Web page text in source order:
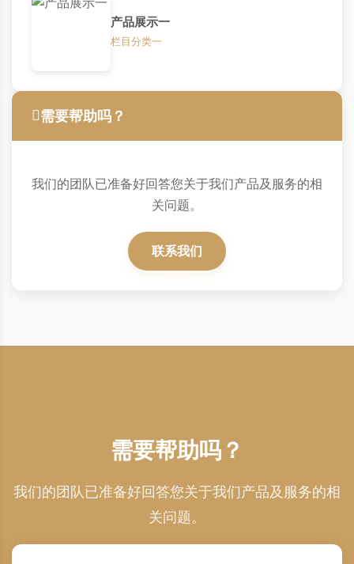
产品展示一
栏目分类一
需要帮助吗？
我们的团队已准备好回答您关于我们产品及服务的相
关问题。
联系我们
需要帮助吗？
我们的团队已准备好回答您关于我们产品及服务的相
关问题。